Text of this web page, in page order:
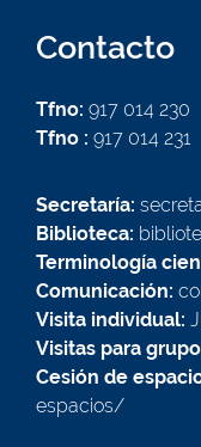
Contacto
Tfno: 917 014 230
Tfno : 917 014 231
Secretaría:
Biblioteca:
Terminología
Comunicación:
Visita individual:
Visitas para
Cesión de
espacios/